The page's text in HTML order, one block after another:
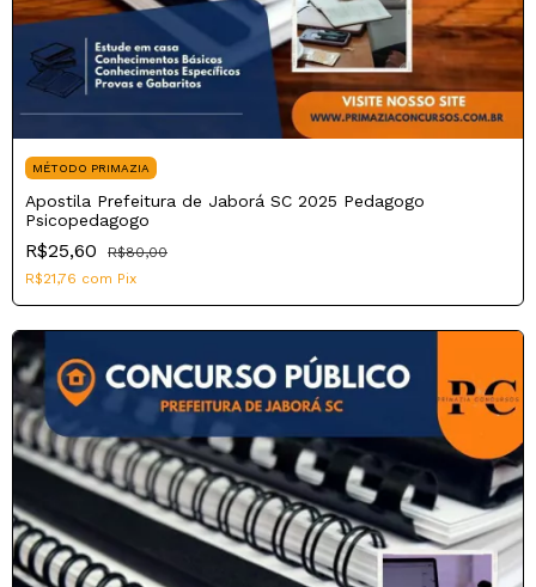
MÉTODO PRIMAZIA
Apostila Prefeitura de Jaborá SC 2025 Pedagogo
Psicopedagogo
R$25,60
R$80,00
R$21,76 com Pix